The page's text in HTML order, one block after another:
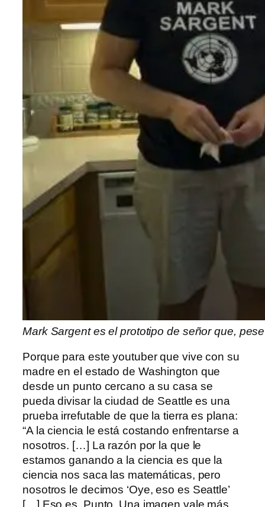
Mark Sargent es el prototipo de señor que,
Porque para este youtuber que vive con su
madre en el estado de Washington que
desde un punto cercano a su casa se
pueda divisar la ciudad de Seattle es una
prueba irrefutable de que la tierra es plana:
“A la ciencia le está costando enfrentarse a
nosotros. […] La razón por la que le
estamos ganando a la ciencia es que la
ciencia nos saca las matemáticas, pero
nosotros le decimos ‘Oye, eso es Seattle’
[…] Eso es. Punto. Una imagen vale más